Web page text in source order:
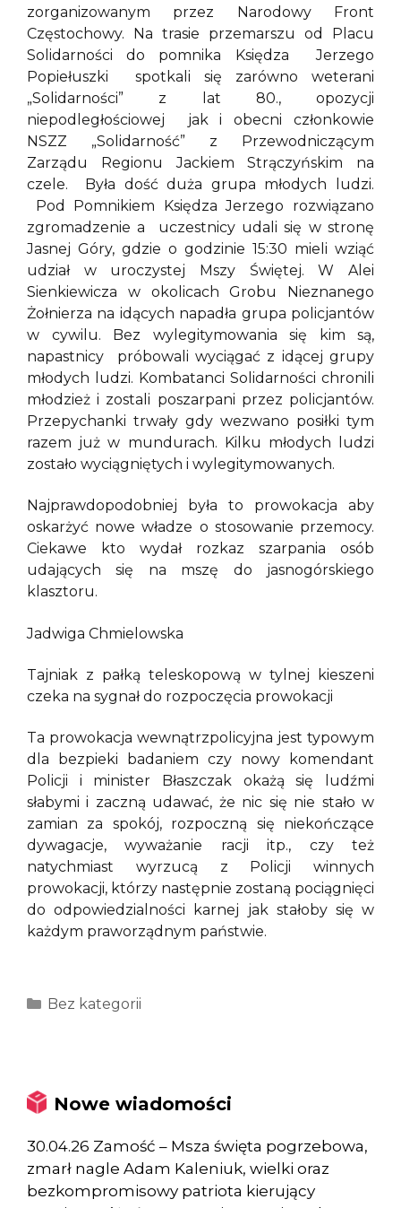
zorganizowanym przez Narodowy Front
Częstochowy. Na trasie przemarszu od Placu
Solidarności do pomnika Księdza Jerzego
Popiełuszki spotkali się zarówno weterani
„Solidarności” z lat 80., opozycji
niepodległościowej jak i obecni członkowie
NSZZ „Solidarność” z Przewodniczącym
Zarządu Regionu Jackiem Strączyńskim na
czele. Była dość duża grupa młodych ludzi.
Pod Pomnikiem Księdza Jerzego rozwiązano
zgromadzenie a uczestnicy udali się w stronę
Jasnej Góry, gdzie o godzinie 15:30 mieli wziąć
udział w uroczystej Mszy Świętej. W Alei
Sienkiewicza w okolicach Grobu Nieznanego
Żołnierza na idących napadła grupa policjantów
w cywilu. Bez wylegitymowania się kim są,
napastnicy próbowali wyciągać z idącej grupy
młodych ludzi. Kombatanci Solidarności chronili
młodzież i zostali poszarpani przez policjantów.
Przepychanki trwały gdy wezwano posiłki tym
razem już w mundurach. Kilku młodych ludzi
zostało wyciągniętych i wylegitymowanych.
Najprawdopodobniej była to prowokacja aby
oskarżyć nowe władze o stosowanie przemocy.
Ciekawe kto wydał rozkaz szarpania osób
udających się na mszę do jasnogórskiego
klasztoru.
Jadwiga Chmielowska
Tajniak z pałką teleskopową w tylnej kieszeni
czeka na sygnał do rozpoczęcia prowokacji
Ta prowokacja wewnątrzpolicyjna jest typowym
dla bezpieki badaniem czy nowy komendant
Policji i minister Błaszczak okażą się ludźmi
słabymi i zaczną udawać, że nic się nie stało w
zamian za spokój, rozpoczną się niekończące
dywagacje, wyważanie racji itp., czy też
natychmiast wyrzucą z Policji winnych
prowokacji, którzy następnie zostaną pociągnięci
do odpowiedzialności karnej jak stałoby się w
każdym praworządnym państwie.
Kategorie
Bez kategorii
Nowe wiadomości
30.04.26 Zamość – Msza święta pogrzebowa,
zmarł nagle Adam Kaleniuk, wielki oraz
bezkompromisowy patriota kierujący